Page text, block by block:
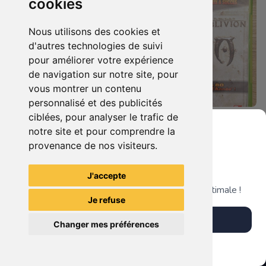
cookies
Nous utilisons des cookies et
d'autres technologies de suivi
pour améliorer votre expérience
de navigation sur notre site, pour
vous montrer un contenu
personnalisé et des publicités
ciblées, pour analyser le trafic de
notre site et pour comprendre la
provenance de nos visiteurs.
J'accepte
Je refuse
Changer mes préférences
5.90 € 0
Bioshock - Infinite Xbox 360
7.90 €
TheGamingR83
Grenier du Geek
Télécharge notre app pour une expérience optimale !
Télécharger l'app